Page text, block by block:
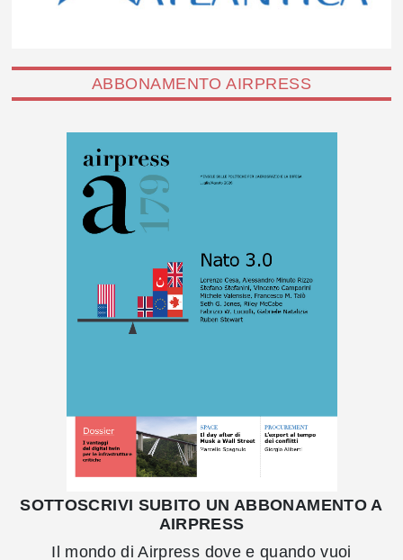
ABBONAMENTO AIRPRESS
SOTTOSCRIVI SUBITO UN ABBONAMENTO A
AIRPRESS
Il mondo di Airpress dove e quando vuoi